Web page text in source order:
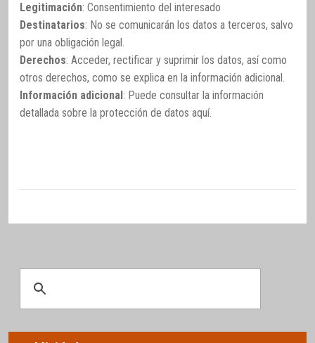
Legitimación: Consentimiento del interesado
Destinatarios: No se comunicarán los datos a terceros, salvo
por una obligación legal.
Derechos: Acceder, rectificar y suprimir los datos, así como
otros derechos, como se explica en la información adicional.
Información adicional : Puede consultar la información
detallada sobre la protección de datos aquí.